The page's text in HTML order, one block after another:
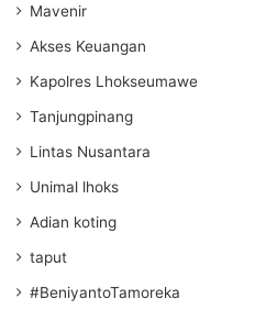
Mavenir
Akses Keuangan
Kapolres Lhokseumawe
Tanjungpinang
Lintas Nusantara
Unimal lhoks
Adian koting
taput
#BeniyantoTamoreka